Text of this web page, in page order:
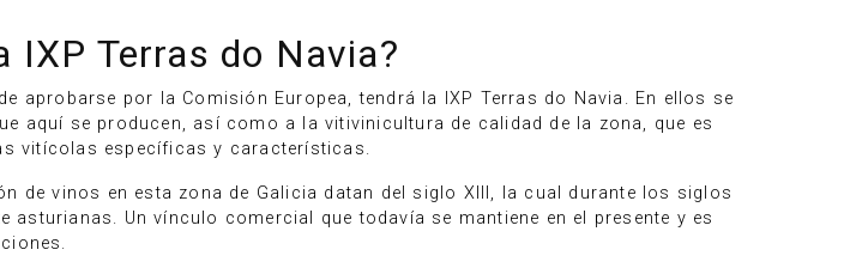
IXP Terras do Navia?
aprobarse por la Comisión Europea, tendrá la IXP Terras do Navia. En ellos se
aquí se producen, así como a la vitivinicultura de calidad de la zona, que es
vitícolas específicas y características.
de vinos en esta zona de Galicia datan del siglo XIII, la cual durante los siglos
Un vínculo comercial que todavía se mantiene en el presente y es